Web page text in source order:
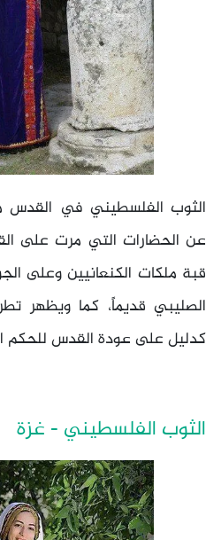
الثوب الفلسطيني في القدس
عن الحضارات التي مرت على
قبة ملكات الكنعانيين وعلى
الصليبي قديماً، كما ويظهر
كدليل على عودة القدس للحكم
الثوب الفلسطيني - غزة